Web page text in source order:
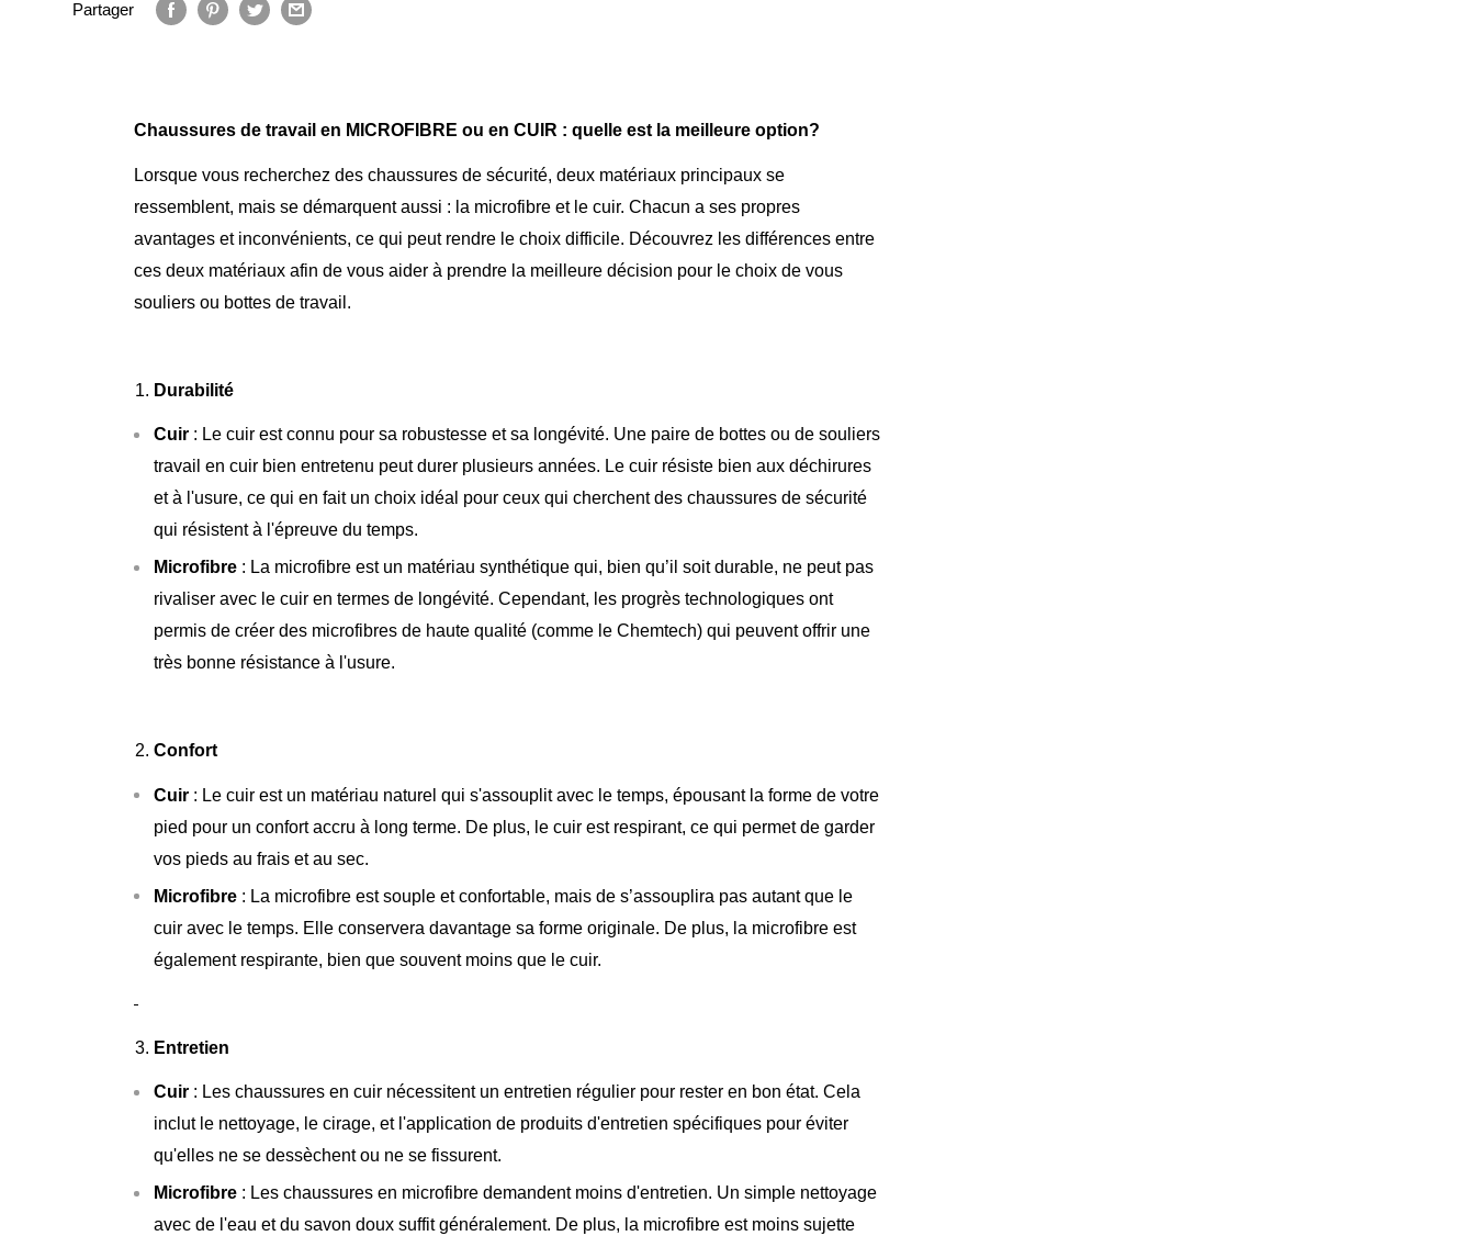
Partager
Chaussures de travail en MICROFIBRE ou en CUIR : quelle est la meilleure option?
Lorsque vous recherchez des chaussures de sécurité, deux matériaux principaux se
ressemblent, mais se démarquent aussi : la microfibre et le cuir. Chacun a ses propres
avantages et inconvénients, ce qui peut rendre le choix difficile. Découvrez les différences entre
ces deux matériaux afin de vous aider à prendre la meilleure décision pour le choix de vous
souliers ou bottes de travail.
Durabilité
Cuir : Le cuir est connu pour sa robustesse et sa longévité. Une paire de bottes ou de souliers
travail en cuir bien entretenu peut durer plusieurs années. Le cuir résiste bien aux déchirures
et à l'usure, ce qui en fait un choix idéal pour ceux qui cherchent des chaussures de sécurité
qui résistent à l'épreuve du temps.
Microfibre : La microfibre est un matériau synthétique qui, bien qu’il soit durable, ne peut pas
rivaliser avec le cuir en termes de longévité. Cependant, les progrès technologiques ont
permis de créer des microfibres de haute qualité (comme le Chemtech) qui peuvent offrir une
très bonne résistance à l'usure.
Confort
Cuir : Le cuir est un matériau naturel qui s'assouplit avec le temps, épousant la forme de votre
pied pour un confort accru à long terme. De plus, le cuir est respirant, ce qui permet de garder
vos pieds au frais et au sec.
Microfibre : La microfibre est souple et confortable, mais de s’assouplira pas autant que le
cuir avec le temps. Elle conservera davantage sa forme originale. De plus, la microfibre est
également respirante, bien que souvent moins que le cuir.
Entretien
Cuir : Les chaussures en cuir nécessitent un entretien régulier pour rester en bon état. Cela
inclut le nettoyage, le cirage, et l'application de produits d'entretien spécifiques pour éviter
qu'elles ne se dessèchent ou ne se fissurent.
Microfibre : Les chaussures en microfibre demandent moins d'entretien. Un simple nettoyage
avec de l'eau et du savon doux suffit généralement. De plus, la microfibre est moins sujette